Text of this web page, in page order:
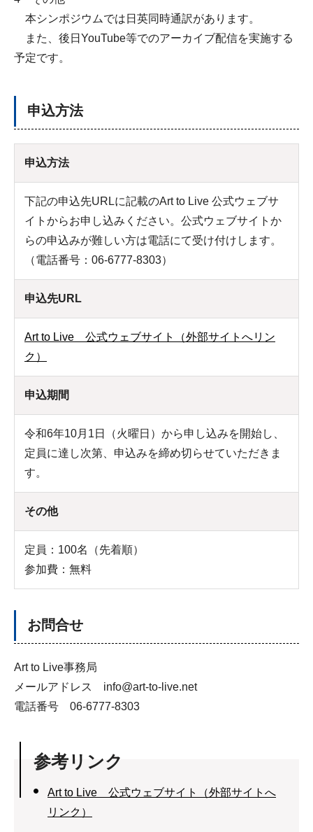
本シンポジウムでは日英同時通訳があります。
また、後日YouTube等でのアーカイブ配信を実施する
予定です。
申込方法
申込方法
下記の申込先URLに記載のArt to Live 公式ウェブサ
イトからお申し込みください。公式ウェブサイトか
らの申込みが難しい方は電話にて受け付けします。
（電話番号：06-6777-8303）
申込先URL
Art to Live 公式ウェブサイト（外部サイトへリン
ク）
申込期間
令和6年10月1日（火曜日）から申し込みを開始し、
定員に達し次第、申込みを締め切らせていただきま
す。
その他
定員：100名（先着順）
参加費：無料
お問合せ
Art to Live事務局
メールアドレス info@art-to-live.net
電話番号 06-6777-8303
参考リンク
Art to Live 公式ウェブサイト（外部サイトへ
リンク）